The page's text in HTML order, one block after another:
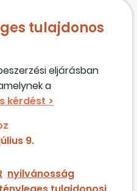
tulajdonos
eljárásban
a
függő adatok
felsorolásánál 3
az egyik
hogy „A tag közös
üzletrész
9.
nyilvánosság